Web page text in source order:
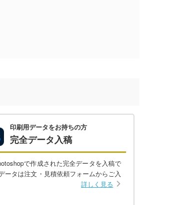
印刷用データをお持ちの方
完全データ入稿
で作成された完全データを入稿で
ータは注文・見積依頼フォームからご入
詳しく見る